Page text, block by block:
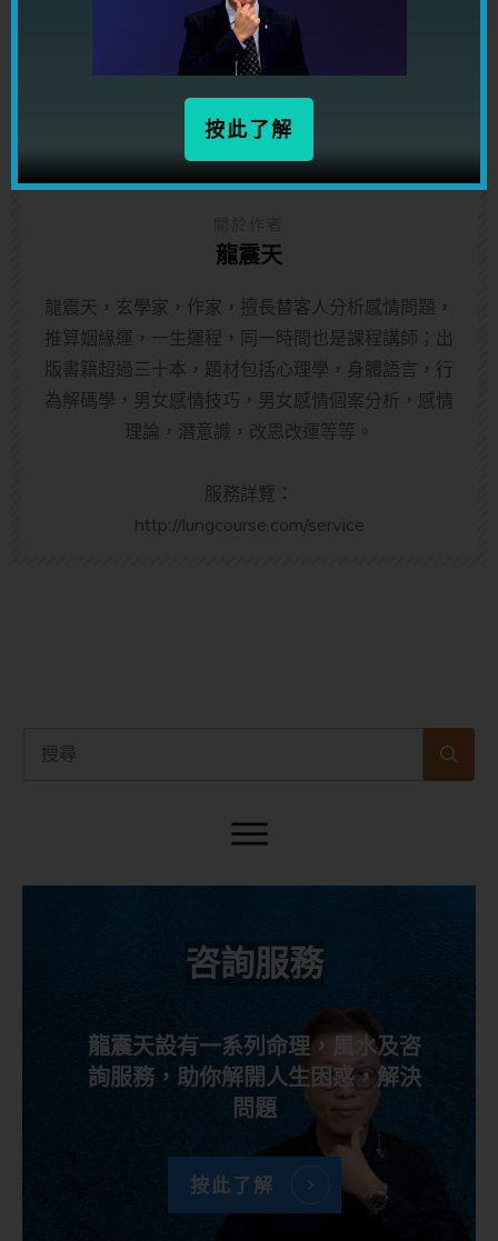
一按此即在 Google Map 定位
龍震天
龍震天，玄學家，作家，擅長替客人分析感情問題，
推算姻緣運，一生運程，同一時間也是課程講師；出
版書籍超過三十本，題材包括心理學，身體語言，行
為解碼學，男女感情技巧，男女感情個案分析，感情
理論，潛意識，改思改運等等。
服務詳覽：
http://lungcourse.com/service
咨詢服務
龍震天設有一系列命理，風水及咨
詢服務，助你解開人生困惑，解決
問題
按此了解
按此了解